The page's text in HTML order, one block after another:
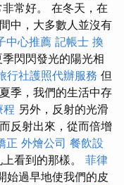
常好。 在冬天，在
中，大多數人並沒有
中心推薦 記帳士 換
閃閃發光的陽光相
行社護照代辦服務 但
季，我們的生活中存
程 另外，反射的光滑
反射出來，從而倍增
正 外燴公司 餐飲設
看到的那樣。 菲律
始過早地使我們的皮